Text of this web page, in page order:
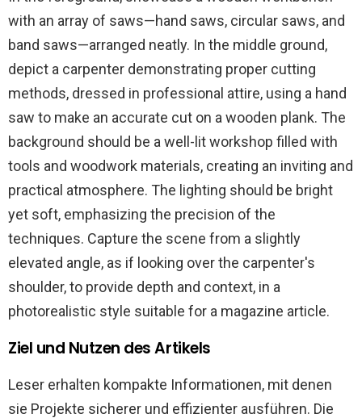
Ziel und Nutzen des Artikels
Leser erhalten kompakte Informationen, mit denen
sie Projekte sicherer und effizienter ausführen. Die